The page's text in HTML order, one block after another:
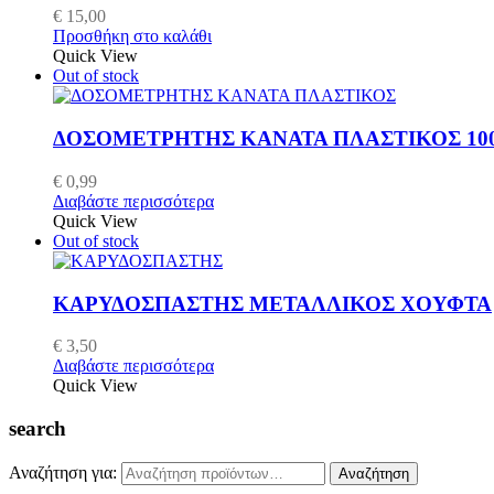
€ 15,00
Προσθήκη στο καλάθι
Quick View
Out of stock
ΔΟΣΟΜΕΤΡΗΤΗΣ ΚΑΝΑΤΑ ΠΛΑΣΤΙΚΟΣ
€ 0,99
Διαβάστε περισσότερα
Quick View
Out of stock
ΚΑΡΥΔΟΣΠΑΣΤΗΣ ΜΕΤΑΛΛΙΚΟΣ ΧΟΥΦΤΑ
€ 3,50
Διαβάστε περισσότερα
Quick View
search
Αναζήτηση για: Αναζήτηση